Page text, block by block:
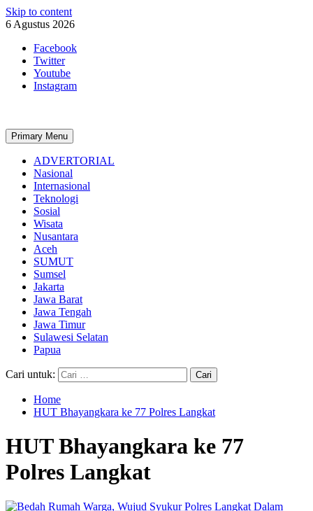
Skip to content
6 Agustus 2026
Facebook
Twitter
Youtube
Instagram
Primary Menu
ADVERTORIAL
Nasional
Internasional
Teknologi
Sosial
Wisata
Nusantara
Aceh
SUMUT
Sumsel
Jakarta
Jawa Barat
Jawa Tengah
Jawa Timur
Sulawesi Selatan
Papua
Cari untuk:
Home
HUT Bhayangkara ke 77 Polres Langkat
HUT Bhayangkara ke 77
Polres Langkat